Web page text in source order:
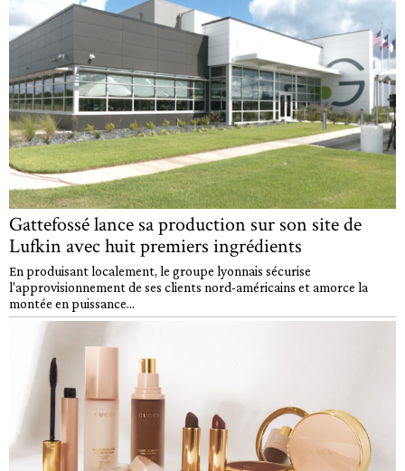
Gattefossé lance sa production sur son site de
Lufkin avec huit premiers ingrédients
En produisant localement, le groupe lyonnais sécurise
l'approvisionnement de ses clients nord-américains et amorce la
montée en puissance...